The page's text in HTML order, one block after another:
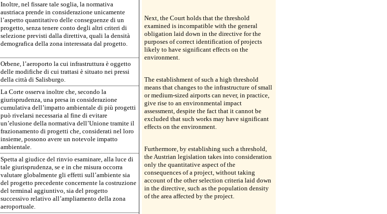
Inoltre, nel fissare tale soglia, la normativa
austriaca prende in considerazione unicamente
l’aspetto quantitativo delle conseguenze di un
progetto, senza tenere conto degli altri criteri di
selezione previsti dalla direttiva, quali la densità
demografica della zona interessata dal progetto.
Orbene, l’aeroporto la cui infrastruttura è oggetto
delle modifiche di cui trattasi è situato nei pressi
della città di Salisburgo.
La Corte osserva inoltre che, secondo la
giurisprudenza, una presa in considerazione
cumulativa dell’impatto ambientale di più progetti
può rivelarsi necessaria al fine di evitare
un’elusione della normativa dell’Unione tramite il
frazionamento di progetti che, considerati nel loro
insieme, possono avere un notevole impatto
ambientale.
Spetta al giudice del rinvio esaminare, alla luce di
tale giurisprudenza, se e in che misura occorra
valutare globalmente gli effetti sull’ambiente sia
del progetto precedente concernente la costruzione
del terminal aggiuntivo, sia del progetto
successivo relativo all’ampliamento della zona
aeroportuale.
Next, the Court holds that the threshold
examined is incompatible with the general
obligation laid down in the directive for the
purposes of correct identification of projects
likely to have significant effects on the
environment.
The establishment of such a high threshold
means that changes to the infrastructure of small
or medium-sized airports can never, in practice,
give rise to an environmental impact
assessment, despite the fact that it cannot be
excluded that such works may have significant
effects on the environment.
Furthermore, by establishing such a threshold,
the Austrian legislation takes into consideration
only the quantitative aspect of the
consequences of a project, without taking
account of the other selection criteria laid down
in the directive, such as the population density
of the area affected by the project.